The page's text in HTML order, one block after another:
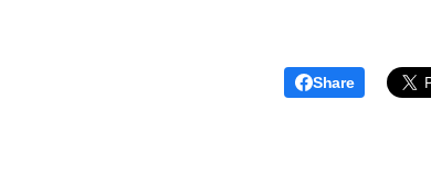
Share